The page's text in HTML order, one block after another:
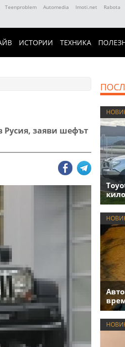
Teenproblem Automedia Imoti.net Rabota
ИСТОРИИ ТЕХНИКА
Русия, заяви шефът